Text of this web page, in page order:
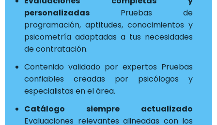
personalizadas Pruebas de
programación, aptitudes, conocimientos y
psicometría adaptadas a tus necesidades
de contratación.
Contenido validado por expertos Pruebas
confiables creadas por psicólogos y
especialistas en el área.
Catálogo siempre actualizado
Evaluaciones relevantes alineadas con los